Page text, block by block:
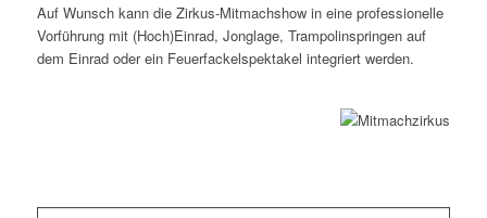
Auf Wunsch kann die Zirkus-Mitmachshow in eine professionelle
Vorführung mit (Hoch)Einrad, Jonglage, Trampolinspringen auf
dem Einrad oder ein Feuerfackelspektakel integriert werden.